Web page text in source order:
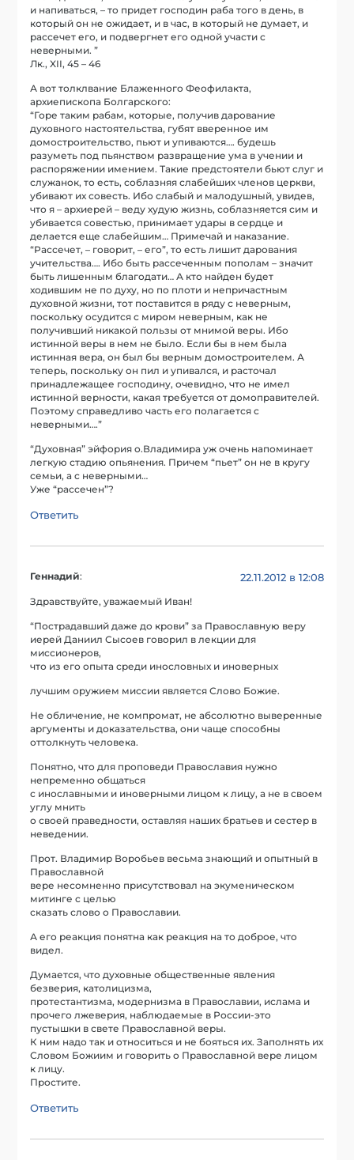
и напиваться, – то придет господин раба того в день, в
который он не ожидает, и в час, в который не думает, и
рассечет его, и подвергнет его одной участи с
неверными. ”
Лк., XII, 45 – 46
А вот толклвание Блаженного Феофилакта,
архиепископа Болгарского:
“Горе таким рабам, которые, получив дарование
духовного настоятельства, губят вверенное им
домостроительство, пьют и упиваются…. будешь
разуметь под пьянством развращение ума в учении и
распоряжении имением. Такие предстоятели бьют слуг и
служанок, то есть, соблазняя слабейших членов церкви,
убивают их совесть. Ибо слабый и малодушный, увидев,
что я – архиерей – веду худую жизнь, соблазняется сим и
убивается совестью, принимает удары в сердце и
делается еще слабейшим… Примечай и наказание.
“Рассечет, – говорит, – его”, то есть лишит дарования
учительства…. Ибо быть рассеченным пополам – значит
быть лишенным благодати… А кто найден будет
ходившим не по духу, но по плоти и непричастным
духовной жизни, тот поставится в ряду с неверным,
поскольку осудится с миром неверным, как не
получивший никакой пользы от мнимой веры. Ибо
истинной веры в нем не было. Если бы в нем была
истинная вера, он был бы верным домостроителем. А
теперь, поскольку он пил и упивался, и расточал
принадлежащее господину, очевидно, что не имел
истинной верности, какая требуется от домоправителей.
Поэтому справедливо часть его полагается с
неверными….”
“Духовная” эйфория о.Владимира уж очень напоминает
легкую стадию опьянения. Причем “пьет” он не в кругу
семьи, а с неверными…
Уже “рассечен”?
Ответить
Геннадий: 22.11.2012 в 12:08
Здравствуйте, уважаемый Иван!
“Пострадавший даже до крови” за Православную веру
иерей Даниил Сысоев говорил в лекции для
миссионеров,
что из его опыта среди инословных и иноверных
лучшим оружием миссии является Слово Божие.
Не обличение, не компромат, не абсолютно выверенные
аргументы и доказательства, они чаще способны
оттолкнуть человека.
Понятно, что для проповеди Православия нужно
непременно общаться
с инославными и иноверными лицом к лицу, а не в своем
углу мнить
о своей праведности, оставляя наших братьев и сестер в
неведении.
Прот. Владимир Воробьев весьма знающий и опытный в
Православной
вере несомненно присутствовал на экуменическом
митинге с целью
сказать слово о Православии.
А его реакция понятна как реакция на то доброе, что
видел.
Думается, что духовные общественные явления
безверия, католицизма,
протестантизма, модернизма в Православии, ислама и
прочего лжеверия, наблюдаемые в России-это
пустышки в свете Православной веры.
К ним надо так и относиться и не бояться их. Заполнять их
Словом Божиим и говорить о Православной вере лицом
к лицу.
Простите.
Ответить